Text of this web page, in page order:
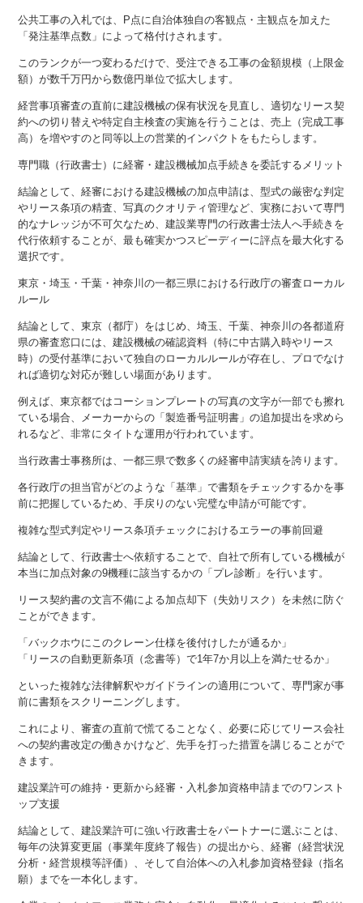
公共工事の入札では、P点に自治体独自の客観点・主観点を加えた
「発注基準点数」によって格付けされます。
このランクが一つ変わるだけで、受注できる工事の金額規模（上限金
額）が数千万円から数億円単位で拡大します。
経営事項審査の直前に建設機械の保有状況を見直し、適切なリース契
約への切り替えや特定自主検査の実施を行うことは、売上（完成工事
高）を増やすのと同等以上の営業的インパクトをもたらします。
専門職（行政書士）に経審・建設機械加点手続きを委託するメリット
結論として、経審における建設機械の加点申請は、型式の厳密な判定
やリース条項の精査、写真のクオリティ管理など、実務において専門
的なナレッジが不可欠なため、建設業専門の行政書士法人へ手続きを
代行依頼することが、最も確実かつスピーディーに評点を最大化する
選択です。
東京・埼玉・千葉・神奈川の一都三県における行政庁の審査ローカル
ルール
結論として、東京（都庁）をはじめ、埼玉、千葉、神奈川の各都道府
県の審査窓口には、建設機械の確認資料（特に中古購入時やリース
時）の受付基準において独自のローカルルールが存在し、プロでなけ
れば適切な対応が難しい場面があります。
例えば、東京都ではコーションプレートの写真の文字が一部でも擦れ
ている場合、メーカーからの「製造番号証明書」の追加提出を求めら
れるなど、非常にタイトな運用が行われています。
当行政書士事務所は、一都三県で数多くの経審申請実績を誇ります。
各行政庁の担当官がどのような「基準」で書類をチェックするかを事
前に把握しているため、手戻りのない完璧な申請が可能です。
複雑な型式判定やリース条項チェックにおけるエラーの事前回避
結論として、行政書士へ依頼することで、自社で所有している機械が
本当に加点対象の9機種に該当するかの「プレ診断」を行います。
リース契約書の文言不備による加点却下（失効リスク）を未然に防ぐ
ことができます。
「バックホウにこのクレーン仕様を後付けしたが通るか」
「リースの自動更新条項（念書等）で1年7か月以上を満たせるか」
といった複雑な法律解釈やガイドラインの適用について、専門家が事
前に書類をスクリーニングします。
これにより、審査の直前で慌てることなく、必要に応じてリース会社
への契約書改定の働きかけなど、先手を打った措置を講じることがで
きます。
建設業許可の維持・更新から経審・入札参加資格申請までのワンスト
ップ支援
結論として、建設業許可に強い行政書士をパートナーに選ぶことは、
毎年の決算変更届（事業年度終了報告）の提出から、経審（経営状況
分析・経営規模等評価）、そして自治体への入札参加資格登録（指名
願）までを一本化します。